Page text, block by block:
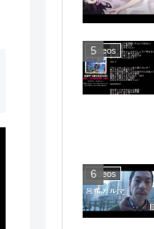
Videos
Videos